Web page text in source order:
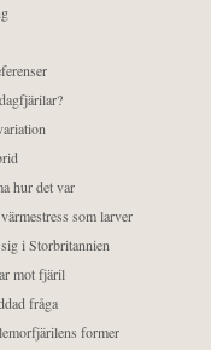
hur det var
som larver
i Storbritannien
mot fjäril
fråga
former